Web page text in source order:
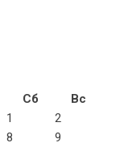
Сб
Вс
1
2
8
9